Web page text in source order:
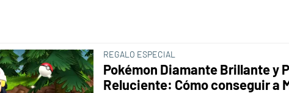
REGALO ESPECIAL
Pokémon Diamante Brillante y
Reluciente: Cómo conseguir a